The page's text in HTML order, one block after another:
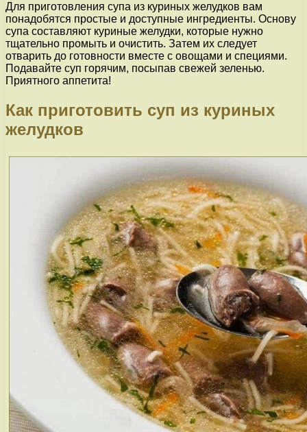
Для приготовления супа из куриных желудков вам
понадобятся простые и доступные ингредиенты. Основу
супа составляют куриные желудки, которые нужно
тщательно промыть и очистить. Затем их следует
отварить до готовности вместе с овощами и специями.
Подавайте суп горячим, посыпав свежей зеленью.
Приятного аппетита!
Как приготовить суп из куриных
желудков